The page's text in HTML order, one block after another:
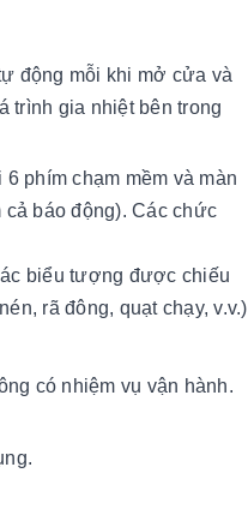
động mỗi khi mở cửa và
trình gia nhiệt bên trong
phím chạm mềm và màn
cả báo động). Các chức
biểu tượng được chiếu
rã đông, quạt chạy, v.v.)
có nhiệm vụ vận hành.